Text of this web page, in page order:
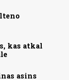
kas atkal
asins